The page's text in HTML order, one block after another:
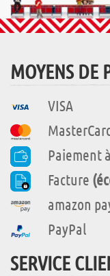
MOYENS DE
VISA
Paiement
Facture
amazon
PayPal
SERVICE